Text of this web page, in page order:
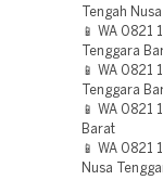
Tengah
📱 WA
Tenggara
📱 WA 0821
Tenggara
📱 WA 0821
Barat
📱 WA 0821
Nusa